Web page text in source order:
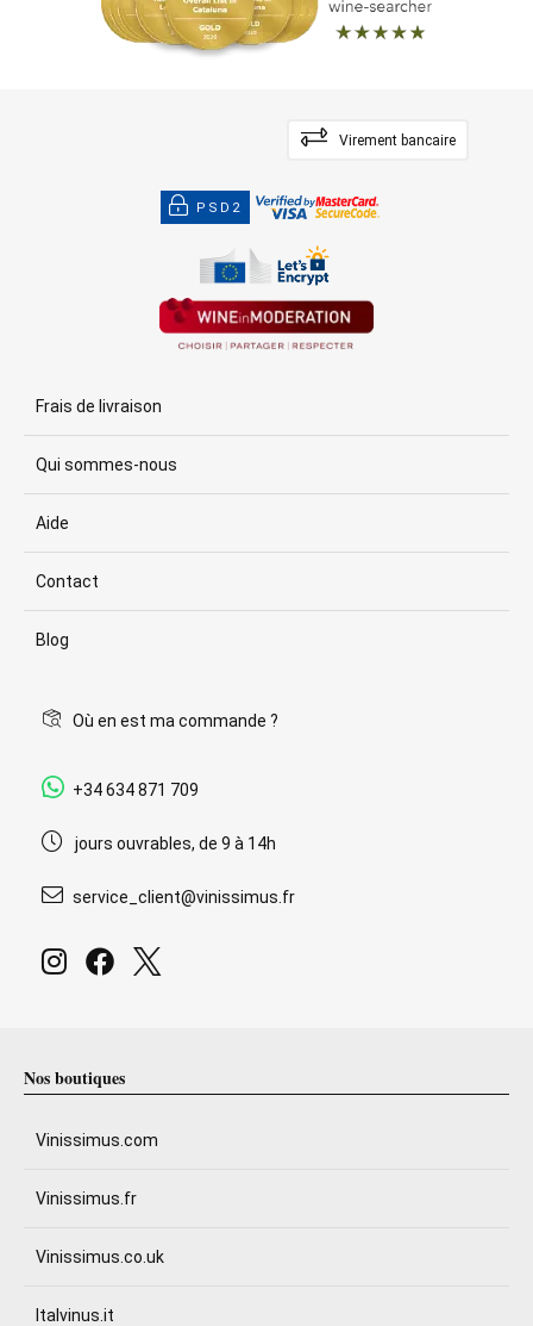
Virement bancaire
PSD2
Frais de livraison
Qui sommes-nous
Aide
Contact
Blog
Où en est ma commande ?
+34 634 871 709
jours ouvrables, de 9 à 14h
service_client@vinissimus.fr
Nos boutiques
Vinissimus.com
Vinissimus.fr
Vinissimus.co.uk
Italvinus.it